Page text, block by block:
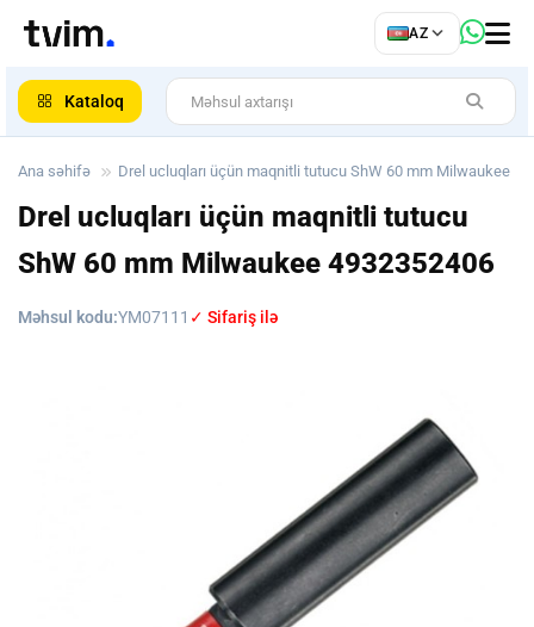
AZ
Kataloq
Ana səhifə Drel ucluqları üçün maqnitli tutucu ShW 60 mm Milwaukee
Drel ucluqları üçün maqnitli tutucu
ShW 60 mm Milwaukee 4932352406
Məhsul kodu:YM07111 ✓ Sifariş ilə